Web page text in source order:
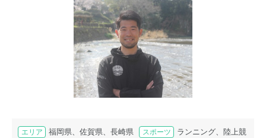
エリア 福岡県、佐賀県、長崎県 スポーツ
ランニング、陸上競